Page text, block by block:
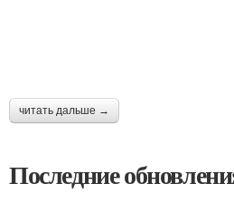
читать дальше →
Последние